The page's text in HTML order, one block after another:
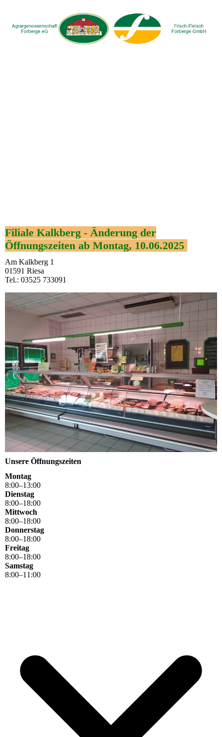
Filiale Kalkberg - Änderung der
Öffnungszeiten ab Montag, 10.06.2025
Am Kalkberg 1
01591 Riesa
Tel.: 03525 733091
Unsere Öffnungszeiten
Montag
8:00–13:00
Dienstag
8:00–18:00
Mittwoch
8:00–18:00
Donnerstag
8:00–18:00
Freitag
8:00–18:00
Samstag
8:00–11 :00